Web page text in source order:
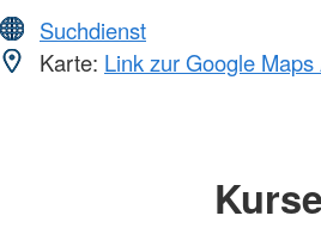
Suchdienst
Karte: Link zur Google
Kurse